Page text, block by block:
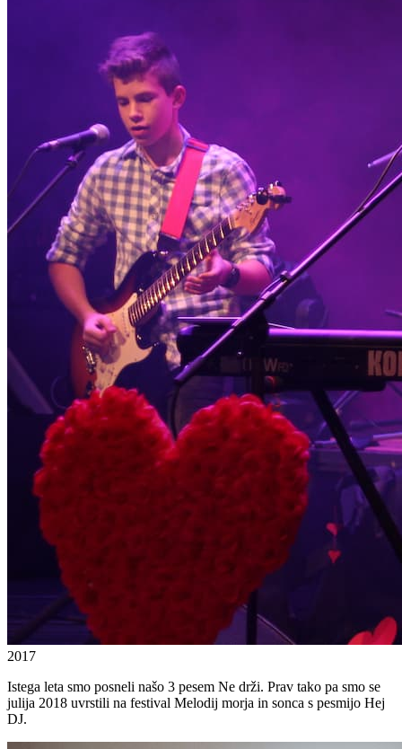
2017
Istega leta smo posneli našo 3 pesem Ne drži. Prav tako pa smo se
julija 2018 uvrstili na festival Melodij morja in sonca s pesmijo Hej
DJ.